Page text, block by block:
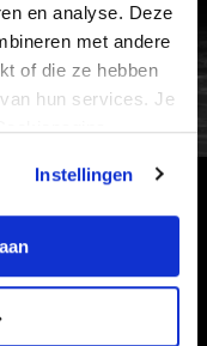
en analyse. Deze
met andere
of die ze hebben
hun services. Je
Instellingen